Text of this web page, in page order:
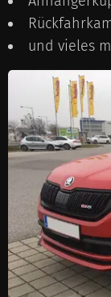
und vieles